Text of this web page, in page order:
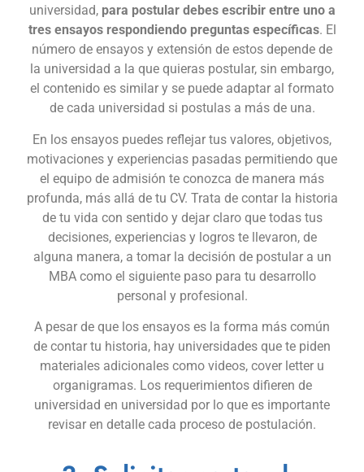
universidad, para postular debes escribir entre uno a
tres ensayos respondiendo preguntas específicas. El
número de ensayos y extensión de estos depende de
la universidad a la que quieras postular, sin embargo,
el contenido es similar y se puede adaptar al formato
de cada universidad si postulas a más de una.
En los ensayos puedes reflejar tus valores, objetivos,
motivaciones y experiencias pasadas permitiendo que
el equipo de admisión te conozca de manera más
profunda, más allá de tu CV. Trata de contar la historia
de tu vida con sentido y dejar claro que todas tus
decisiones, experiencias y logros te llevaron, de
alguna manera, a tomar la decisión de postular a un
MBA como el siguiente paso para tu desarrollo
personal y profesional.
A pesar de que los ensayos es la forma más común
de contar tu historia, hay universidades que te piden
materiales adicionales como videos, cover letter u
organigramas. Los requerimientos difieren de
universidad en universidad por lo que es importante
revisar en detalle cada proceso de postulación.